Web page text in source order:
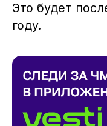
Это будет
году.